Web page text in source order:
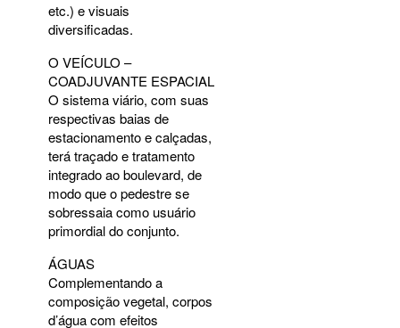
etc.) e visuais
diversificadas.
O VEÍCULO –
COADJUVANTE ESPACIAL
O sistema viário, com suas
respectivas baias de
estacionamento e calçadas,
terá traçado e tratamento
integrado ao boulevard, de
modo que o pedestre se
sobressaia como usuário
primordial do conjunto.
ÁGUAS
Complementando a
composição vegetal, corpos
d’água com efeitos